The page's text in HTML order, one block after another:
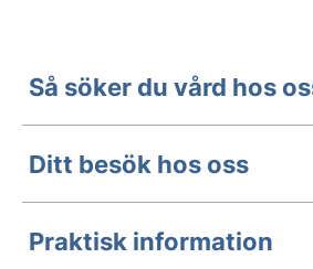
Så söker du vård hos
Ditt besök hos oss
Praktisk information